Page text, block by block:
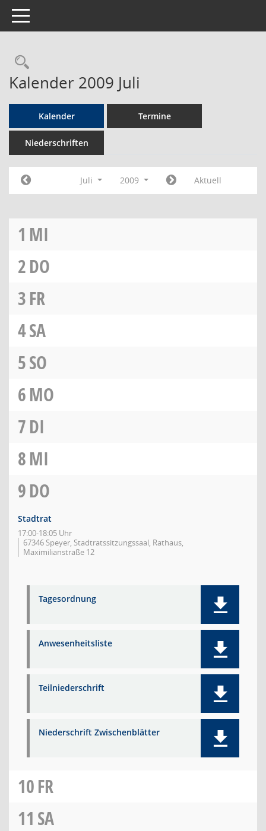
Toggle navigation
Rechercheauswahl
Kalender 2009 Juli
Kalender Termine
Niederschriften
Juli 2009 Aktuell
1 MI
2DO
3FR
4SA
5SO
6MO
7DI
8MI
9DO
Stadtrat
17:00-18:05 Uhr
67346 Speyer, Stadtratssitzungssaal, Rathaus,
Maximilianstraße 12
Tagesordnung
Anwesenheitsliste
Teilniederschrift
Niederschrift Zwischenblätter
10FR
11 SA